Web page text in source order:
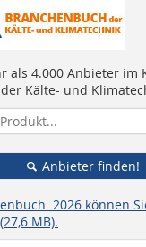
als 4.000 Anbieter im
Kälte- und
Anbieter finden!
2026 können
MB).